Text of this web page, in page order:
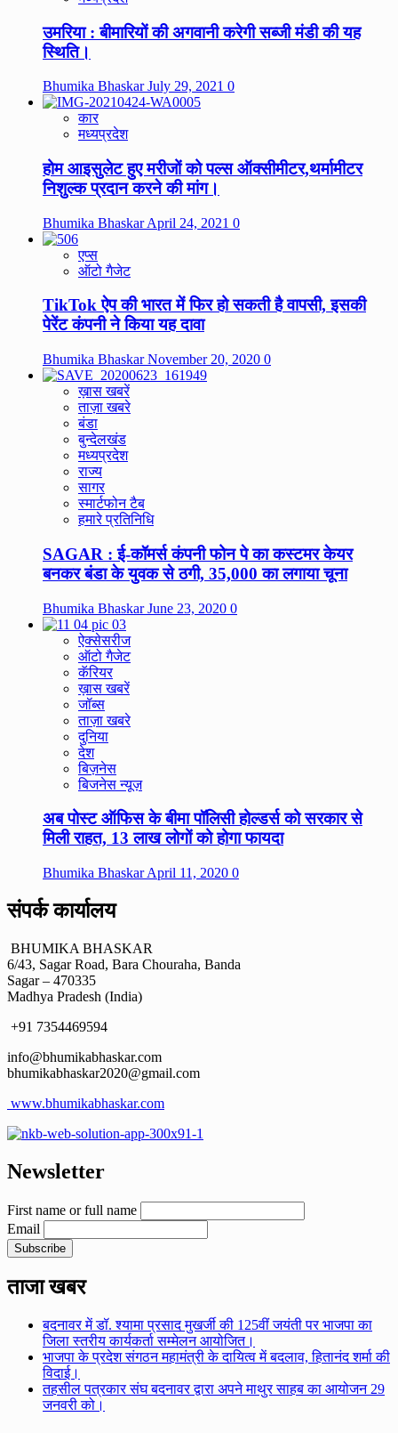
उमरिया : बीमारियों की अगवानी करेगी सब्जी मंडी की यह
स्थिति।
Bhumika BhaskarJuly 29, 2021 0
कार
मध्यप्रदेश
होम आइसुलेट हुए मरीजों को पल्स ऑक्सीमीटर,थर्मामीटर
निशुल्क प्रदान करने की मांग।
Bhumika BhaskarApril 24, 2021 0
एप्स
ऑटो गैजेट
TikTok ऐप की भारत में फिर हो सकती है वापसी, इसकी
पेरेंट कंपनी ने किया यह दावा
Bhumika BhaskarNovember 20, 2020 0
ख़ास खबरें
ताज़ा खबरे
बंडा
बुन्देलखंड
मध्यप्रदेश
राज्य
सागर
स्मार्टफोन टैब
हमारे प्रतिनिधि
SAGAR : ई-कॉमर्स कंपनी फोन पे का कस्टमर केयर
बनकर बंडा के युवक से ठगी, 35,000 का लगाया चूना
Bhumika BhaskarJune 23, 2020 0
ऐक्सेसरीज
ऑटो गैजेट
कॅरियर
ख़ास खबरें
जॉब्स
ताज़ा खबरे
दुनिया
देश
बिज़नेस
बिजनेस न्यूज़
अब पोस्ट ऑफिस के बीमा पॉलिसी होल्डर्स को सरकार से
मिली राहत, 13 लाख लोगों को होगा फायदा
Bhumika BhaskarApril 11, 2020 0
संपर्क कार्यालय
BHUMIKA BHASKAR
6/43, Sagar Road, Bara Chouraha, Banda
Sagar – 470335
Madhya Pradesh (India)
+91 7354469594
info@bhumikabhaskar.com
bhumikabhaskar2020@gmail.com
www.bhumikabhaskar.com
Newsletter
First name or full name
Email
ताजा खबर
बदनावर में डॉ. श्यामा प्रसाद मुखर्जी की 125वीं जयंती पर भाजपा का
जिला स्तरीय कार्यकर्ता सम्मेलन आयोजित।
भाजपा के प्रदेश संगठन महामंत्री के दायित्व में बदलाव, हितानंद शर्मा की
विदाई।
तहसील पत्रकार संघ बदनावर द्वारा अपने माथुर साहब का आयोजन 29
जनवरी को।